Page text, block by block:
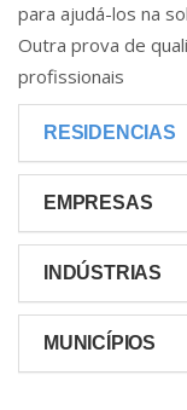
para ajudá-los na
Outra prova de
profissionais
RESIDENCIAS
EMPRESAS
INDÚSTRIAS
MUNICÍPIOS